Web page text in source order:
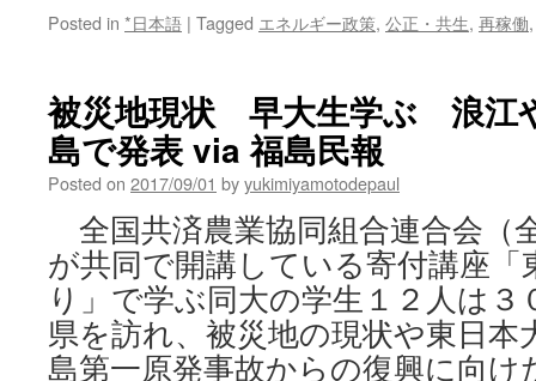
Posted in *日本語 | Tagged エネルギー政策, 公正・共生, 再稼働
被災地現状 早大生学ぶ 浪江
島で発表 via 福島民報
Posted on 2017/09/01 byyukimiyamotodepaul
全国共済農業協同組合連合会（
が共同で開講している寄付講座
り」で学ぶ同大の学生１２人は３
県を訪れ、被災地の現状や東日本
島第一原発事故からの復興に向け